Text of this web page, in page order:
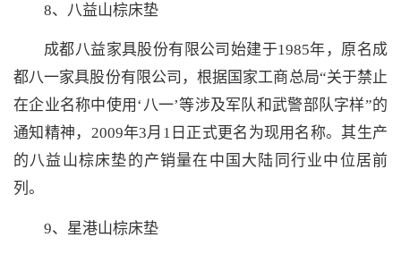
8、八益山棕床垫
成都八益家具股份有限公司始建于1985年，原名成
都八一家具股份有限公司，根据国家工商总局“关于禁止
在企业名称中使用‘八一’等涉及军队和武警部队字样”的
通知精神，2009年3月1日正式更名为现用名称。其生产
的八益山棕床垫的产销量在中国大陆同行业中位居前
列。
9、星港山棕床垫